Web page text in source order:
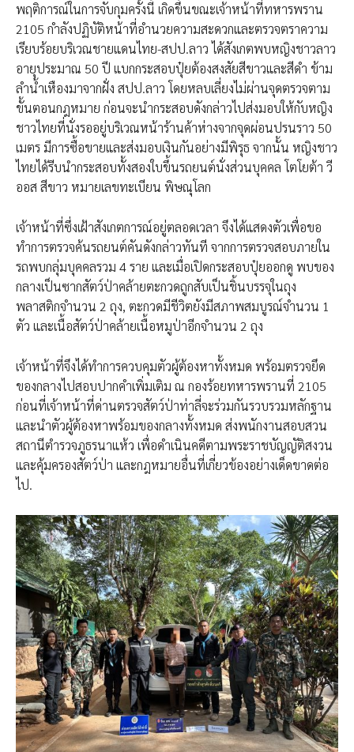
พฤติการณ์ในการจับกุมครั้งนี้ เกิดขึ้นขณะเจ้าหน้าที่ทหารพราน
2105 กำลังปฏิบัติหน้าที่อำนวยความสะดวกและตรวจตราความ
เรียบร้อยบริเวณชายแดนไทย-สปป.ลาว ได้สังเกตพบหญิงชาวลาว
อายุประมาณ 50 ปี แบกกระสอบปุ๋ยต้องสงสัยสีขาวและสีดำ ข้าม
ลำน้ำเหืองมาจากฝั่ง สปป.ลาว โดยหลบเลี่ยงไม่ผ่านจุดตรวจตาม
ขั้นตอนกฎหมาย ก่อนจะนำกระสอบดังกล่าวไปส่งมอบให้กับหญิง
ชาวไทยที่นั่งรออยู่บริเวณหน้าร้านค้าห่างจากจุดผ่อนปรนราว 50
เมตร มีการซื้อขายและส่งมอบเงินกันอย่างมีพิรุธ จากนั้น หญิงชาว
ไทยได้รีบนำกระสอบทั้งสองใบขึ้นรถยนต์นั่งส่วนบุคคล โตโยต้า วี
ออส สีขาว หมายเลขทะเบียน พิษณุโลก
เจ้าหน้าที่ซึ่งเฝ้าสังเกตการณ์อยู่ตลอดเวลา จึงได้แสดงตัวเพื่อขอ
ทำการตรวจค้นรถยนต์คันดังกล่าวทันที จากการตรวจสอบภายใน
รถพบกลุ่มบุคคลรวม 4 ราย และเมื่อเปิดกระสอบปุ๋ยออกดู พบของ
กลางเป็นซากสัตว์ป่าคล้ายตะกวดถูกสับเป็นชิ้นบรรจุในถุง
พลาสติกจำนวน 2 ถุง, ตะกวดมีชีวิตยังมีสภาพสมบูรณ์จำนวน 1
ตัว และเนื้อสัตว์ป่าคล้ายเนื้อหมูป่าอีกจำนวน 2 ถุง
เจ้าหน้าที่จึงได้ทำการควบคุมตัวผู้ต้องหาทั้งหมด พร้อมตรวจยึด
ของกลางไปสอบปากคำเพิ่มเติม ณ กองร้อยทหารพรานที่ 2105
ก่อนที่เจ้าหน้าที่ด่านตรวจสัตว์ป่าท่าลี่จะร่วมกันรวบรวมหลักฐาน
และนำตัวผู้ต้องหาพร้อมของกลางทั้งหมด ส่งพนักงานสอบสวน
สถานีตำรวจภูธรนาแห้ว เพื่อดำเนินคดีตามพระราชบัญญัติสงวน
และคุ้มครองสัตว์ป่า และกฎหมายอื่นที่เกี่ยวข้องอย่างเด็ดขาดต่อ
ไป.